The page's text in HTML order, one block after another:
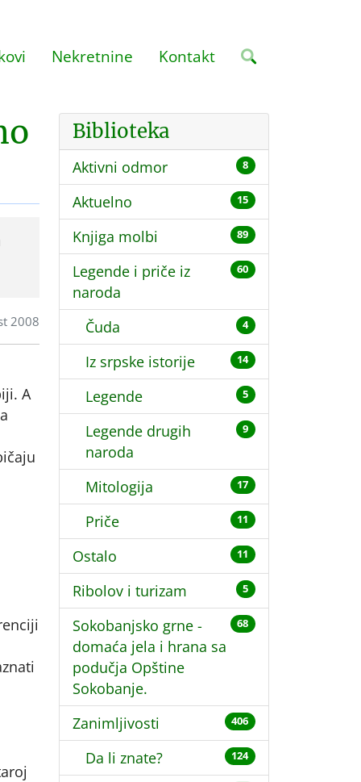
Nekretnine Kontakt
2008
A
Biblioteka
Aktivni odmor 8
Aktuelno 15
Knjiga molbi 89
Legende i priče iz
naroda
60
Čuda 4
Iz srpske istorije 14
Legende 5
Legende drugih
naroda
9
Mitologija 17
Priče 11
Ostalo 11
Ribolov i turizam 5
Sokobanjsko grne -
domaća jela i hrana sa
podučja Opštine
Sokobanje.
68
Zanimljivosti 406
Da li znate? 124